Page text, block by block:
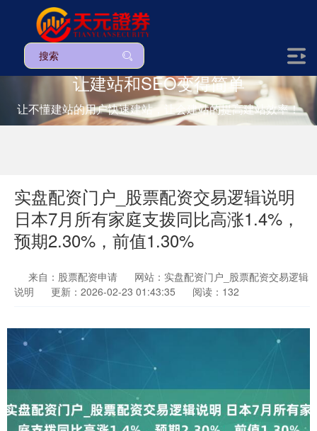
让建站和SEO变得简单
让不懂建站的用户快速建站，让会建站的提高建站效率！
实盘配资门户_股票配资交易逻辑说明
日本7月所有家庭支拨同比高涨1.4%，
预期2.30%，前值1.30%
来自：股票配资申请
网站：实盘配资门户_股票配资交易逻辑
说明
更新：2026-02-23 01:43:35 阅读：132